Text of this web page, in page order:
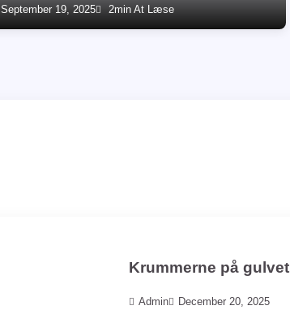
September 19, 2025 2min At Læse
Krummerne på gulvet
Admin December 20, 2025